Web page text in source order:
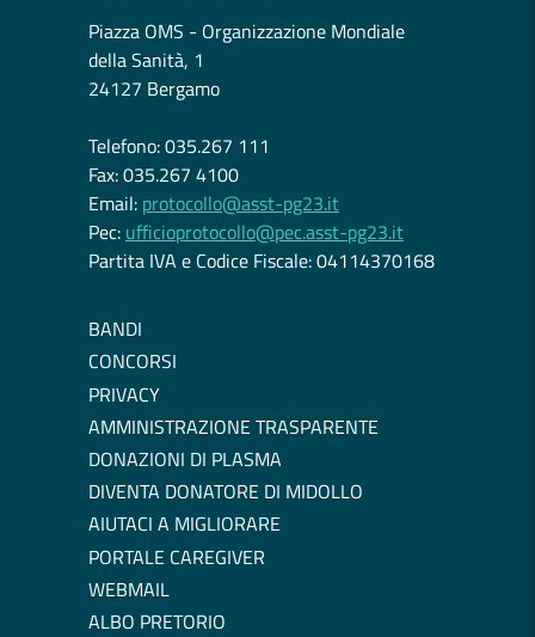
Piazza OMS - Organizzazione Mondiale
della Sanità, 1
24127 Bergamo
Telefono: 035.267 111
Fax: 035.267 4100
Email: protocollo@asst-pg23.it
Pec: ufficioprotocollo@pec.asst-pg23.it
Partita IVA e Codice Fiscale: 04114370168
BANDI
CONCORSI
PRIVACY
AMMINISTRAZIONE TRASPARENTE
DONAZIONI DI PLASMA
DIVENTA DONATORE DI MIDOLLO
AIUTACI A MIGLIORARE
PORTALE CAREGIVER
WEBMAIL
ALBO PRETORIO